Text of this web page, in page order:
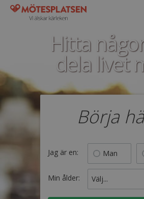
Hitta
dela livet
Börja
Jag är en: Man
Min ålder: